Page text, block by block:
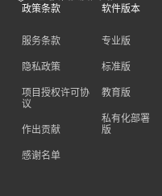
政策条款
服务条款
隐私政策
项目授权许可协
议
作出贡献
感谢名单
软件版本
专业版
标准版
教育版
私有化部署
版